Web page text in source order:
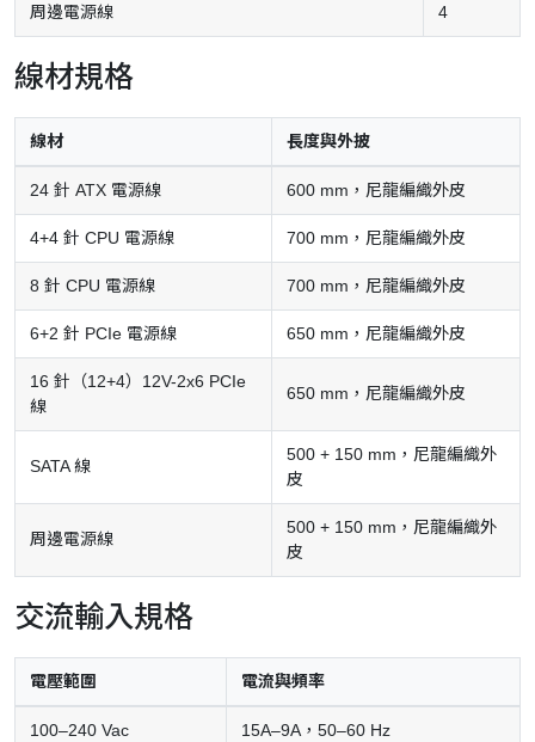
周邊電源線 4
線材規格
線材 長度與外披
24 針 ATX 電源線 600 mm，尼龍編織外皮
4+4 針 CPU 電源線 700 mm，尼龍編織外皮
8 針 CPU 電源線 700 mm，尼龍編織外皮
6+2 針 PCIe 電源線 650 mm，尼龍編織外皮
16 針（12+4）12V-2x6 PCIe
線
650 mm，尼龍編織外皮
SATA 線
500 + 150 mm，尼龍編織外
皮
周邊電源線
500 + 150 mm，尼龍編織外
皮
交流輸入規格
電壓範圍 電流與頻率
100–240 Vac 15A–9A，50–60 Hz